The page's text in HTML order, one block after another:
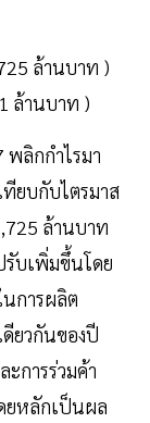
ล้านบาท )
ล้านบาท )
พลิกกำไรมา
ยบกับไตรมาส
ล้านบาท
บเพิ่มขึ้นโดย
การผลิต
ยวกันของปี
การร่วมค้า
ยหลักเป็นผล